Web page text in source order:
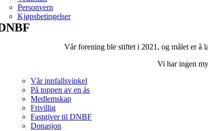
Personvern
Kjøpsbetingelser
Vår forening ble stiftet i 2021, og målet er å
Vi har ingen
Vår innfallsvinkel
På toppen av en ås
Medlemskap
Frivillig
Fastgiver til DNBF
Donasjon